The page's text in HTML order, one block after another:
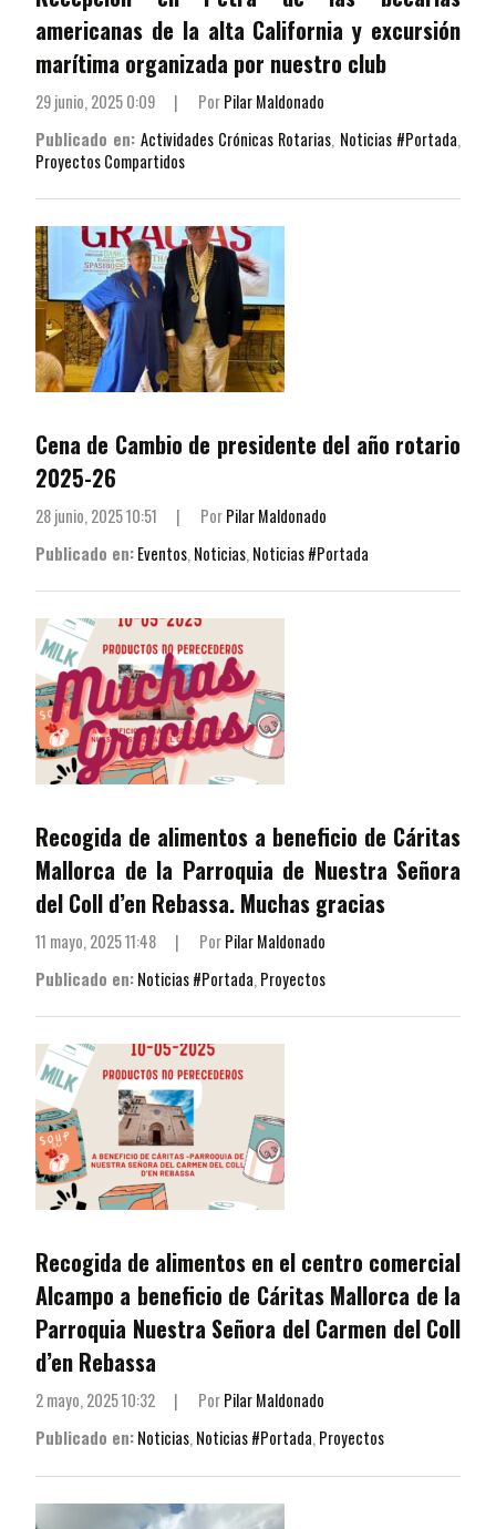
americanas de la alta California y excursión
marítima organizada por nuestro club
29 junio, 2025 0:09 | PorPilar Maldonado
Publicado en: Actividades Crónicas Rotarias, Noticias #Portada,
Proyectos Compartidos
Cena de Cambio de presidente del año rotario
2025-26
28 junio, 2025 10:51 | PorPilar Maldonado
Publicado en:Eventos, Noticias, Noticias #Portada
Recogida de alimentos a beneficio de Cáritas
Mallorca de la Parroquia de Nuestra Señora
del Coll d’en Rebassa. Muchas gracias
11 mayo, 2025 11:48 | PorPilar Maldonado
Publicado en:Noticias #Portada,Proyectos
Recogida de alimentos en el centro comercial
Alcampo a beneficio de Cáritas Mallorca de la
Parroquia Nuestra Señora del Carmen del Coll
d’en Rebassa
2 mayo, 2025 10:32 | PorPilar Maldonado
Publicado en:Noticias,Noticias #Portada,Proyectos